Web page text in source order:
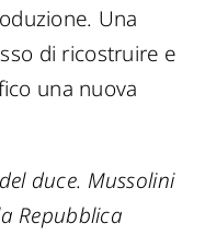
Una
di ricostruire e
una nuova
duce. Mussolini
Repubblica